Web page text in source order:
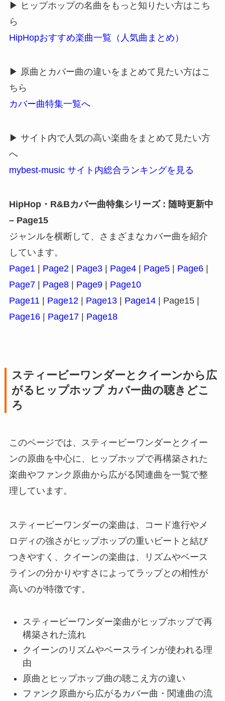
▶ ヒップホップの名曲をもっと知りたい方はこち
ら
HipHopおすすめ楽曲一覧（人気曲まとめ）
▶ 原曲とカバー曲の違いをまとめて見たい方はこ
ちら
カバー曲特集一覧へ
▶ サイト内で人気の高い楽曲をまとめて見たい方
へ
mybest-music サイト内総合ランキングを見る
HipHop・R&Bカバー曲特集シリーズ : 随時更新中
– Page15
ジャンルを横断して、さまざまなカバー曲を紹介
しています。
Page1 | Page2 | Page3| Page4| Page5| Page6|
Page7| Page8| Page9| Page10
Page11 | Page12 | Page13| Page14| Page15 |
Page16| Page17| Page18
スティービーワンダーとクイーンから広
がるヒップホップ カバー曲の聴きどこ
ろ
このページでは、スティービーワンダーとクイー
ンの原曲を中心に、ヒップホップで再構築された
楽曲やファンク原曲から広がる関連曲を一覧で整
理しています。
スティービーワンダーの楽曲は、コード進行やメ
ロディの強さがヒップホップの重いビートと結び
つきやすく、クイーンの楽曲は、リズムやベース
ラインの分かりやすさによってラップとの相性が
高いのが特徴です。
スティービーワンダー楽曲がヒップホップで再
構築された流れ
クイーンのリズムやベースラインが使われる理
由
原曲とヒップホップ曲の聴こえ方の違い
ファンク原曲から広がるカバー曲・関連曲の流